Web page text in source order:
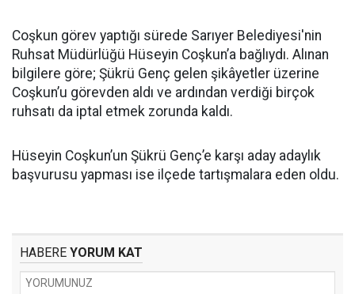
Coşkun görev yaptığı sürede Sarıyer Belediyesi'nin
Ruhsat Müdürlüğü Hüseyin Coşkun’a bağlıydı. Alınan
bilgilere göre; Şükrü Genç gelen şikâyetler üzerine
Coşkun’u görevden aldı ve ardından verdiği birçok
ruhsatı da iptal etmek zorunda kaldı.
Hüseyin Coşkun’un Şükrü Genç’e karşı aday adaylık
başvurusu yapması ise ilçede tartışmalara eden oldu.
HABERE YORUM KAT